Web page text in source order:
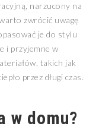
narzucony na
zwrócić uwagę
je do stylu
i przyjemne w
takich jak
przez długi czas.
w domu?